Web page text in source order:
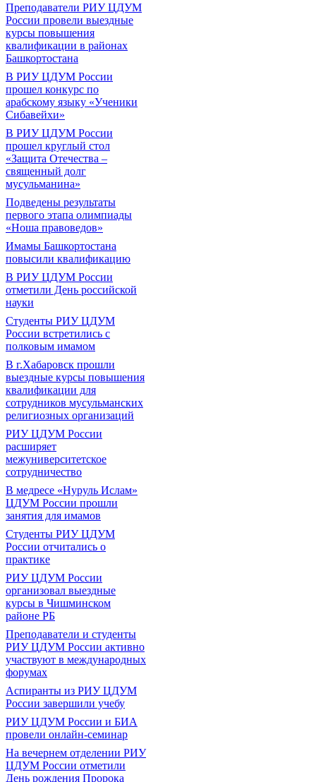
Преподаватели РИУ ЦДУМ
России провели выездные
курсы повышения
квалификации в районах
Башкортостана
В РИУ ЦДУМ России
прошел конкурс по
арабскому языку «Ученики
Сибавейхи»
В РИУ ЦДУМ России
прошел круглый стол
«Защита Отечества –
священный долг
мусульманина»
Подведены результаты
первого этапа олимпиады
«Ноша правоведов»
Имамы Башкортостана
повысили квалификацию
В РИУ ЦДУМ России
отметили День российской
науки
Студенты РИУ ЦДУМ
России встретились с
полковым имамом
В г.Хабаровск прошли
выездные курсы повышения
квалификации для
сотрудников мусульманских
религиозных организаций
РИУ ЦДУМ России
расширяет
межуниверситетское
сотрудничество
В медресе «Нуруль Ислам»
ЦДУМ России прошли
занятия для имамов
Студенты РИУ ЦДУМ
России отчитались о
практике
РИУ ЦДУМ России
организовал выездные
курсы в Чишминском
районе РБ
Преподаватели и студенты
РИУ ЦДУМ России активно
участвуют в международных
форумах
Аспиранты из РИУ ЦДУМ
России завершили учебу
РИУ ЦДУМ России и БИА
провели онлайн-семинар
На вечернем отделении РИУ
ЦДУМ России отметили
День рождения Пророка